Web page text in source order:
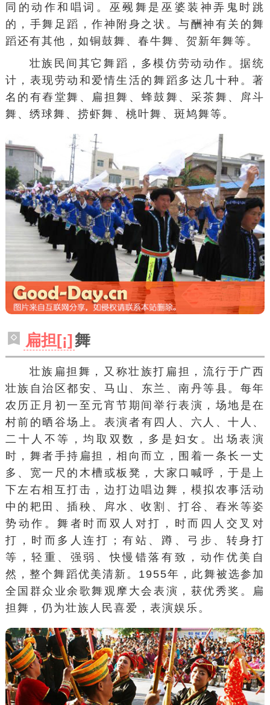
同的动作和唱词。巫觋舞是巫婆装神弄鬼时跳
的，手舞足蹈，作神附身之状。与酬神有关的舞
蹈还有其他，如铜鼓舞、春牛舞、贺新年舞等。
壮族民间其它舞蹈，多模仿劳动动作。据统
计，表现劳动和爱情生活的舞蹈多达几十种。著
名的有舂堂舞、
扁担舞 、蜂鼓舞、 采茶舞 、戽斗
舞、 绣球舞 、 捞虾舞 、 桃叶舞、 斑鸠舞等。
扁担[¡]舞
壮族 扁担舞 ，又称壮族打 扁担 ，流行于 广西
壮族自治区都安 、马山 、 东兰 、南丹等县。每年
农历正月初一至元宵节期间举行表演，场地是在
村前的 晒谷场
上。表演者有四人、六人、十人、
二十人不等，均取双数，多是妇女。出场表演
时，舞者手持扁担，相向而立，围着一条长一丈
多、宽一尺的木槽或板凳，大家口喊呼，于是上
下左右相互打击，边打边唱边舞，模拟农事活动
中的耙田、插秧、戽水、收割、打谷、 舂米 等姿
势动作。舞者时而双人对打，时而四人交叉对
打，时而多人连打；有站、蹲、弓步、转身打
等，轻重、强弱、快慢错落有致，动作优美自
然，整个舞蹈优美清新。1955年，此舞被选参加
全国群众业余歌舞观摩大会表演，获优秀奖。
扁
担舞 ，仍为壮族人民喜爱，表演娱乐。